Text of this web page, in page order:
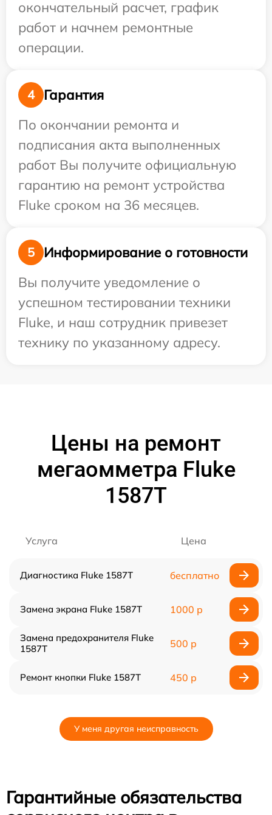
окончательный расчет, график
работ и начнем ремонтные
операции.
4
Гарантия
По окончании ремонта и
подписания акта выполненных
работ Вы получите официальную
гарантию на ремонт устройства
Fluke сроком на 36 месяцев.
5
Информирование о готовности
Вы получите уведомление о
успешном тестировании техники
Fluke, и наш сотрудник привезет
технику по указанному адресу.
Цены на ремонт
мегаомметра Fluke
1587T
Услуга Цена
Диагностика Fluke 1587T бесплатно
Замена экрана Fluke 1587T 1000 р
Замена предохранителя Fluke
1587T
500 р
Ремонт кнопки Fluke 1587T 450 р
У меня другая неисправность
Гарантийные обязательства